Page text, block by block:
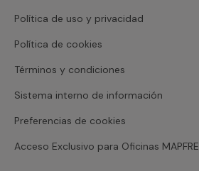
Política de uso y privacidad
Política de cookies
Términos y condiciones
Sistema interno de información
Preferencias de cookies
Acceso Exclusivo para Oficinas MAPFRE